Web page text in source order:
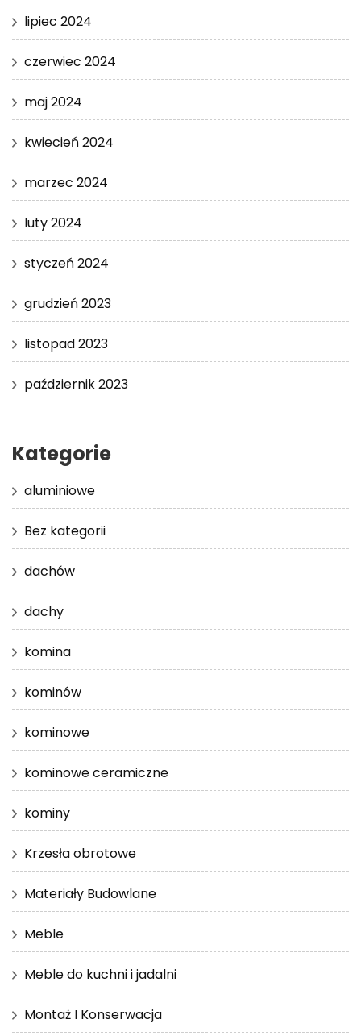
lipiec 2024
czerwiec 2024
maj 2024
kwiecień 2024
marzec 2024
luty 2024
styczeń 2024
grudzień 2023
listopad 2023
październik 2023
Kategorie
aluminiowe
Bez kategorii
dachów
dachy
komina
kominów
kominowe
kominowe ceramiczne
kominy
Krzesła obrotowe
Materiały Budowlane
Meble
Meble do kuchni i jadalni
Montaż I Konserwacja